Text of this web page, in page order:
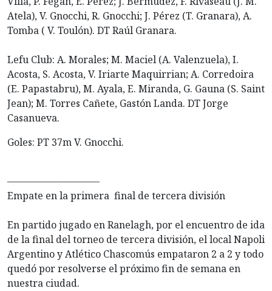
Atela), V. Gnocchi, R. Gnocchi; J. Pérez (T. Granara), A.
Tomba ( V. Toulón). DT Raúl Granara.
Lefu Club: A. Morales; M. Maciel (A. Valenzuela), I.
Acosta, S. Acosta, V. Iriarte Maquirrian; A. Corredoira
(E. Papastabru), M. Ayala, E. Miranda, G. Gauna (S. Saint
Jean); M. Torres Cañete, Gastón Landa. DT Jorge
Casanueva.
Goles: PT 37m V. Gnocchi.
—————————–
Empate en la primera final de tercera división
En partido jugado en Ranelagh, por el encuentro de ida
de la final del torneo de tercera división, el local Napoli
Argentino y Atlético Chascomús empataron 2 a 2 y todo
quedó por resolverse el próximo fin de semana en
nuestra ciudad.